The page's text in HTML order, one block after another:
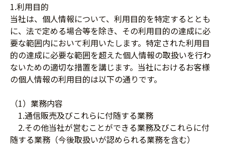
1.利用目的
当社は、個人情報について、利用目的を特定するととも
に、法で定める場合等を除き、その利用目的の達成に必
要な範囲内において利用いたします。特定された利用目
的の達成に必要な範囲を超えた個人情報の取扱いを行わ
ないための適切な措置を講じます。当社におけるお客様
の個人情報の利用目的は以下の通りです。
（1）業務内容
1.通信販売及びこれらに付随する業務
2.その他当社が営むことができる業務及びこれらに付
随する業務（今後取扱いが認められる業務を含む）